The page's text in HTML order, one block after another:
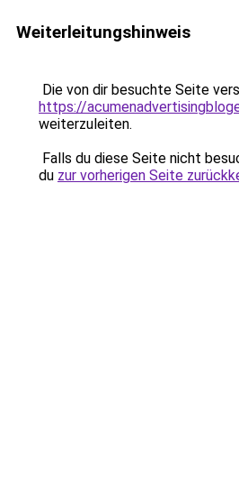
Weiterleitungshinweis
Die von dir besuchte Seite
https://
weiterzuleiten.
Falls du diese Seite nicht
du zur vorherigen Seite